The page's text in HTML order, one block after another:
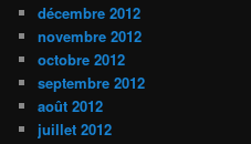
décembre 2012
novembre 2012
octobre 2012
septembre 2012
août 2012
juillet 2012